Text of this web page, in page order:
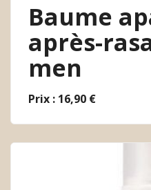
Baume
après-
men
Prix : 16,90 €